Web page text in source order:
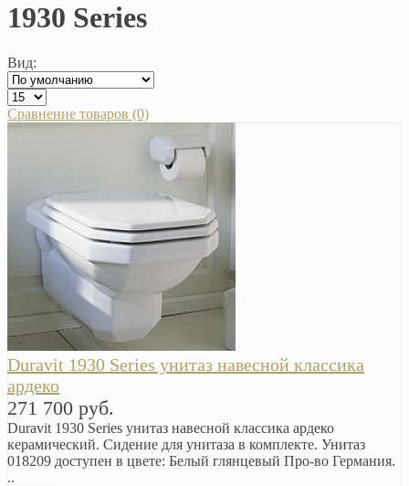
1930 Series
Вид:
Сравнение товаров (0)
Duravit 1930 Series унитаз навесной классика
ардеко
271 700 руб.
Duravit 1930 Series унитаз навесной классика ардеко
керамический. Сидение для унитаза в комплекте. Унитаз
018209 доступен в цвете: Белый глянцевый Про-во Германия.
..